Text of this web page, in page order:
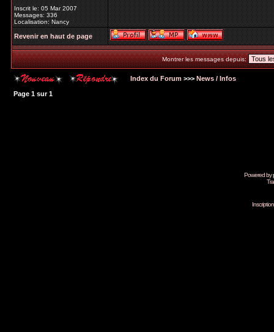
Inscrit le: 05 Mar 2007
Messages: 336
Localisation: Nancy
Revenir en haut de page
Montrer les messages depuis:
Index du Forum >>> News / Infos
Page 1 sur1
Powered by